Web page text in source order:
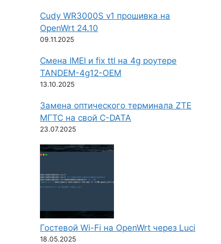
Cudy WR3000S v1 прошивка на
OpenWrt 24.10
09.11.2025
Смена IMEI и fix ttl на 4g роутере
TANDEM-4g12-OEM
13.10.2025
Замена оптического терминала ZTE
МГТС на свой C-DATA
23.07.2025
Гостевой Wi-Fi на OpenWrt через Luci
18.05.2025